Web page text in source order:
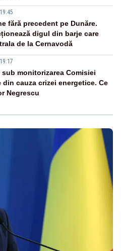
fără precedent pe Dunăre.
digul din barje care
de la Cernavodă
sub monitorizarea Comisiei
din cauza crizei energetice. Ce
Negrescu